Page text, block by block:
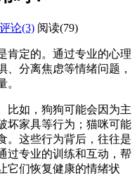
评论(3) 阅读(79)
肯定的。通过专业的心理
、分离焦虑等情绪问题，
。
比如，狗狗可能会因为主
坏家具等行为；猫咪可能
。这些行为背后，往往是
过专业的训练和互动，帮
它们恢复健康的情绪状